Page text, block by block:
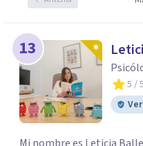
13
5 / 5